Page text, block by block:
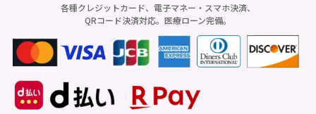
各種クレジットカード、電子マネー・スマホ決済、
QRコード決済対応。医療ローン完備。